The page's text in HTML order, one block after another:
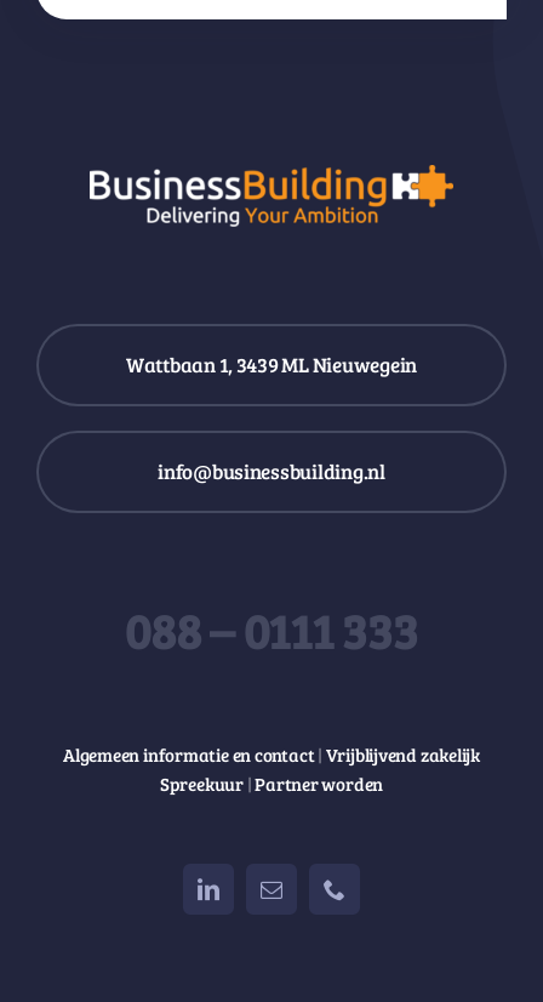
Wattbaan 1, 3439 ML Nieuwegein
info@businessbuilding.nl
088 – 0111 333
Algemeen informatie en contact| Vrijblijvend zakelijk
Spreekuur |Partner worden